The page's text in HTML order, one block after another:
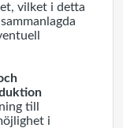
vilket i detta
till
i